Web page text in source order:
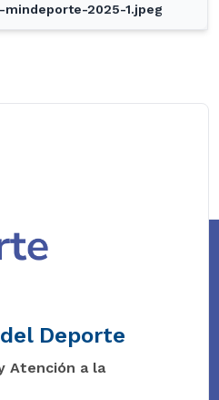
2025-1.jpeg
Deporte
Atención a la